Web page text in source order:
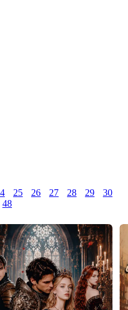
25 26 27 28 29
30
48